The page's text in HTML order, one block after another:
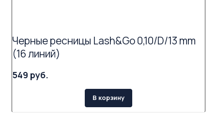
Черные ресницы Lash&Go 0,10/D/13 mm
(16 линий)
549 руб.
В корзину